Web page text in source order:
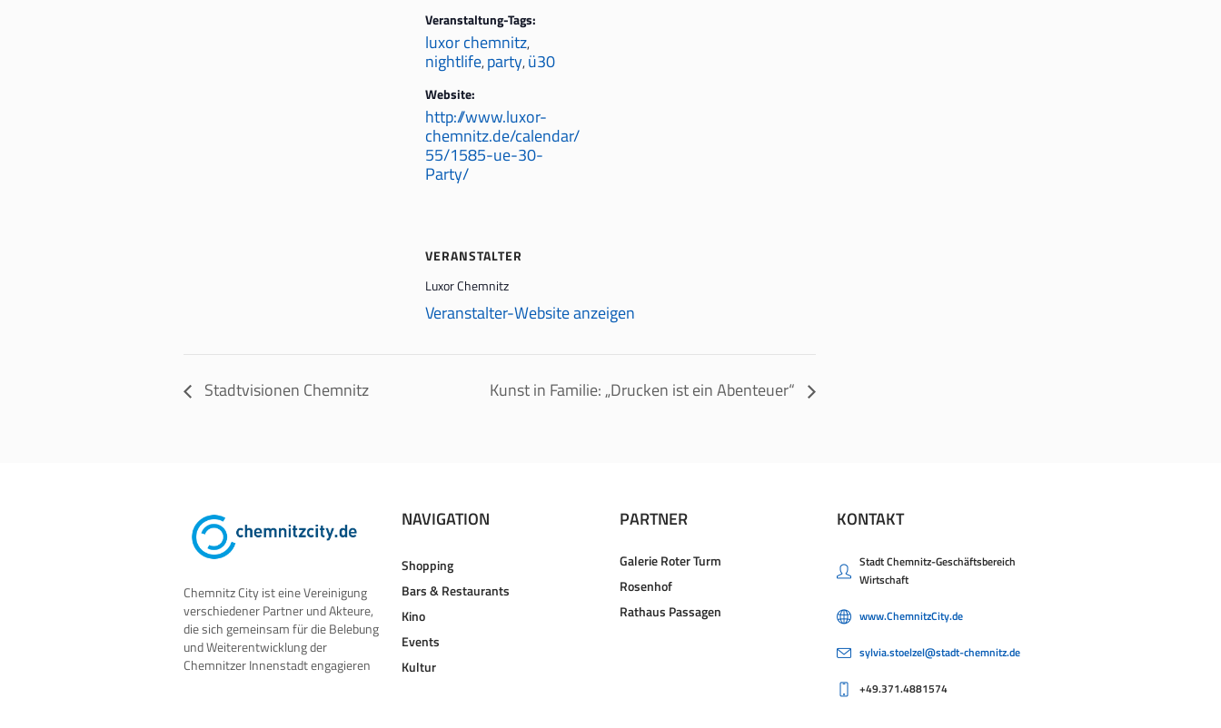
Veranstaltung-Tags:
luxor chemnitz,
nightlife,party,ü30
Website:
http://www.luxor-
chemnitz.de/calendar/
55/1585-ue-30-
Party/
VERANSTALTER
Luxor Chemnitz
Veranstalter-Website anzeigen
Stadtvisionen Chemnitz Kunst in Familie: „Drucken ist ein Abenteuer“
Chemnitz City ist eine Vereinigung
verschiedener Partner und Akteure,
die sich gemeinsam für die Belebung
und Weiterentwicklung der
Chemnitzer Innenstadt engagieren
NAVIGATION
Shopping
Bars & Restaurants
Kino
Events
Kultur
PARTNER
Galerie Roter Turm
Rosenhof
Rathaus Passagen
KONTAKT
Stadt Chemnitz-Geschäftsbereich
Wirtschaft
www.ChemnitzCity.de
sylvia.stoelzel@stadt-chemnitz.de
+49.371.4881574